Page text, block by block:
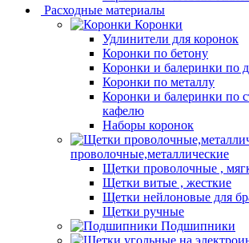
Расходные материалы
Коронки
Удлинители для коронок
Коронки по бетону
Коронки и балеринки по
Коронки по металлу
Коронки и балеринки по
кафелю
Наборы коронок
проволочные,металлические
Щетки проволочные ,
Щетки витые , жесткие
Щетки нейлоновые для
Щетки ручные
Подшипники